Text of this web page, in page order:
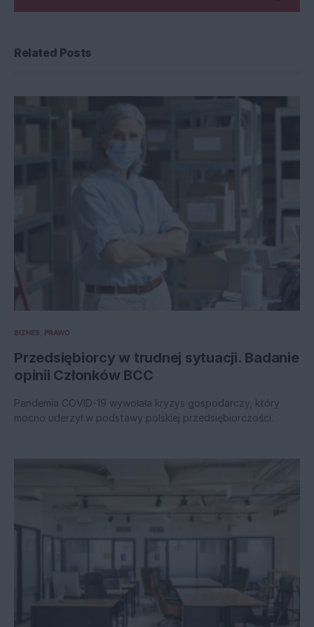
Related Posts
BIZNES PRAWO
Przedsiębiorcy w trudnej sytuacji. Badanie
opinii Członków BCC
Pandemia COVID-19 wywołała kryzys gospodarczy, który
mocno uderzył w podstawy polskiej przedsiębiorczości.